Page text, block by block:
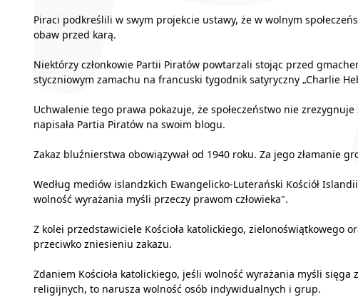
Piraci podkreślili w swym projekcie ustawy, że w wolnym
obaw przed karą.
Niektórzy członkowie Partii Piratów powtarzali stojąc przed
styczniowym zamachu na francuski tygodnik satyryczny „Charlie
Uchwalenie tego prawa pokazuje, że społeczeństwo nie
napisała Partia Piratów na swoim blogu.
Zakaz bluźnierstwa obowiązywał od 1940 roku. Za jego złamanie
Według mediów islandzkich Ewangelicko-Luterański Kościół
wolność wyrażania myśli przeczy prawom człowieka".
Z kolei przedstawiciele Kościoła katolickiego, zielonoświątkowego
przeciwko zniesieniu zakazu.
Zdaniem Kościoła katolickiego, jeśli wolność wyrażania myśli
religijnych, to narusza wolność osób indywidualnych i grup.